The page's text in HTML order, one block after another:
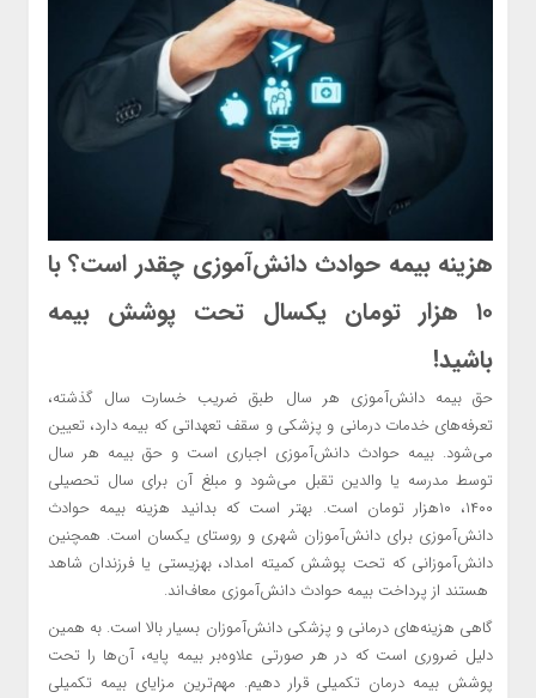
هزینه بیمه حوادث دانش‌آموزی چقدر است؟ با
۱۰ هزار تومان یکسال تحت پوشش بیمه
باشید!
حق بیمه دانش‌آموزی هر سال طبق ضریب خسارت سال گذشته،
تعرفه‌های خدمات درمانی و پزشکی و سقف تعهداتی که بیمه دارد، تعیین
می‌شود. بیمه حوادث دانش‌آموزی اجباری است و حق بیمه هر سال
توسط مدرسه یا والدین تقبل می‌شود و مبلغ آن برای سال تحصیلی
۱۴۰۰، ۱۰هزار تومان است. بهتر است که بدانید هزینه بیمه حوادث
دانش‌آموزی برای دانش‌آموزان شهری و روستای یکسان است. همچنین
دانش‌آموزانی که تحت پوشش کمیته امداد، بهزیستی یا فرزندان شاهد
هستند از پرداخت بیمه حوادث دانش‌آموزی معاف‌اند.
گاهی هزینه‌های درمانی و پزشکی دانش‌آموزان بسیار بالا است. به همین
دلیل ضروری است که در هر صورتی علاوه‌بر بیمه پایه، آن‌ها را تحت
پوشش بیمه درمان تکمیلی قرار دهیم. مهم‌ترین مزایای بیمه تکمیلی